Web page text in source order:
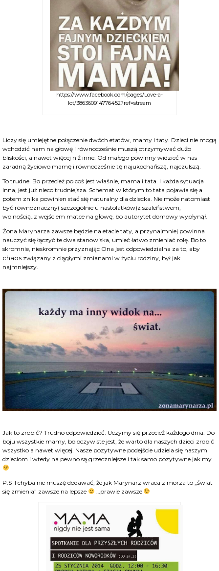
https://www.facebook.com/pages/Love-a-
lot/386360914776452?ref=stream
Liczy się umiejętne połączenie dwóch etatów, mamy i taty. Dzieci nie mogą
wchodzić nam na głowę i równocześnie muszą otrzymywać dużo
bliskości, a nawet więcej niż inne. Od małego powinny widzieć w nas
zaradną życiowo mamę i równocześnie tę najukochańszą, najczulszą.
To trudne. Bo przecież po coś jest właśnie, mama i tata. I każda sytuacja
inna, jest już nieco trudniejsza. Schemat w którym to tata pojawia się a
potem znika powinien stać się naturalny dla dziecka. Nie może natomiast
być równoznaczny( szczególnie u nastolatków)z szaleństwem,
wolnością..z wejściem matce na głowę, bo autorytet domowy wypłynął.
Żona Marynarza zawsze będzie na etacie taty, a przynajmniej powinna
nauczyć się łączyć te dwa stanowiska, umieć łatwo zmieniać rolę. Bo to
skromnie, nieskromnie przyznając Ona jest odpowiedzialna za to, aby
chaos związany z ciągłymi zmianami w życiu rodziny, był jak
najmniejszy.
Jak to zrobić? Trudno odpowiedzieć. Uczymy się przecież każdego dnia. Do
boju wszystkie mamy, bo oczywiste jest, że warto dla naszych dzieci zrobić
wszystko a nawet więcej. Nasze pozytywne podejście udziela się naszym
dzieciom i wtedy na pewno są grzeczniejsze i tak samo pozytywne jak my
P.S I chyba nie muszę dodawać, że jak Marynarz wraca z morza to „świat
się zmienia” zawsze na lepsze
…prawie zawsze